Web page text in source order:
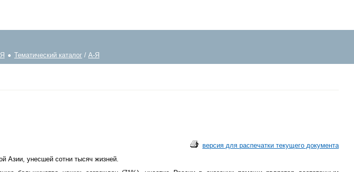
Тематический каталог / А-Я
версия для распечатки текущего документа
Азии, унесшей сотни тысяч жизней.